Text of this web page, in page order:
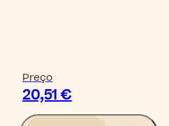
Preço
20,51 €